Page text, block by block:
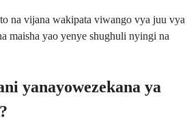
na vijana wakipata viwango vya juu vya
maisha yao yenye shughuli nyingi na
yanayowezekana ya